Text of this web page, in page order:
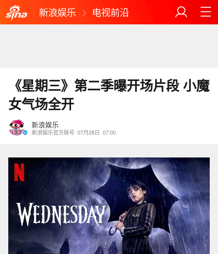
新浪娱乐 电视前沿
《星期三》第二季曝开场片段 小魔
女气场全开
新浪娱乐
新浪娱乐官方账号 07月28日 07:00